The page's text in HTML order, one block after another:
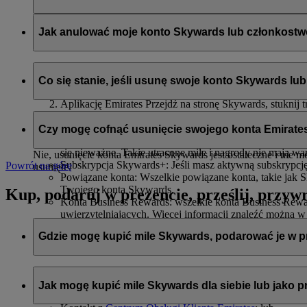
flydubai będzie mieć dostęp do Twojego imienia i nazwiska
prywatności flydubai.
Jak anulować moje konto Skywards lub
Możesz usunąć swoje konto Emirates Skywards lub
Stronę internetową Emirates: Zaloguj się, przejdź do
Aplikację Emirates Przejdź na stronę Skywards,
: Porozmawiaj z naszym zespołem, który
Co się stanie, jeśli usunę swoje konto Skywards
Jeśli postanowisz usunąć swoje konto Skywards lub
Niewykorzystane mile Skywards i nagrody: Wszystkie
się nieważne. Takie utracone mile i nagrody nie mają
Subskrypcja Skywards+: Jeśli masz aktywną
Powiązane konta: Wszelkie powiązane konta, takie jak
Twojego konta Skywards.
Konta Business Rewards: wszelkie konta Business
uwierzytelniających. Więcej informacji znaleźć można
Czy mogę cofnąć usunięcie swojego konta
Nie, usunięcie konta Emirates Skywards jest ostateczne i nie
usunięte.
Powrót na górę
Kup, podaruj w prezencie, prześlij,
Gdzie mogę kupić mile Skywards, podarować je w
Jak mogę kupić mile Skywards dla siebie lub jako